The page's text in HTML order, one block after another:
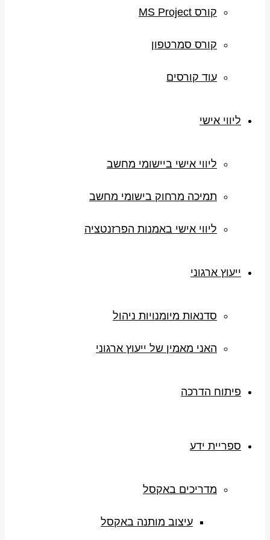
קורס MS Project
קורס סמרטפון
עוד קורסים
ליווי אישי
ליווי אישי ביישומי מחשב
תמיכה מרחוק בישומי מחשב
ליווי אישי באמנות הפרזנטציה
ייעוץ ארגוני
סדנאות מיומנויות ניהול
האני מאמין של ייעוץ ארגוני
פיתוח הדרכה
ספריית ידע
מדריכים באקסל
עיצוב מותנה באקסל